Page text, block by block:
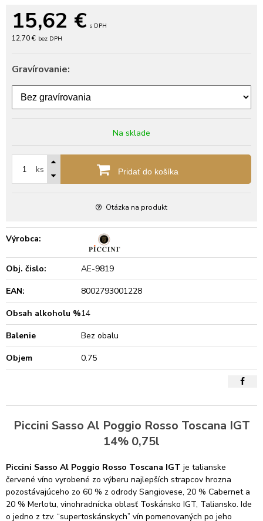
15,62 € s DPH
12,70 € bez DPH
Gravírovanie:
Na sklade
ks Pridať do košíka
Otázka na produkt
Výrobca:
Obj. čislo:
AE-9819
EAN:
8002793001228
Obsah alkoholu %14
Balenie
Bez obalu
Objem
0.75
Piccini Sasso Al Poggio Rosso Toscana IGT
14% 0,75l
Piccini Sasso Al Poggio Rosso Toscana IGT je talianske
červené víno vyrobené zo výberu najlepších strapcov hrozna
pozostávajúceho zo 60 % z odrody Sangiovese, 20 % Cabernet a
20 % Merlotu, vinohradnícka oblasť Toskánsko IGT, Taliansko. Ide
o jedno z tzv. “supertoskánskych” vín pomenovaných po jeho